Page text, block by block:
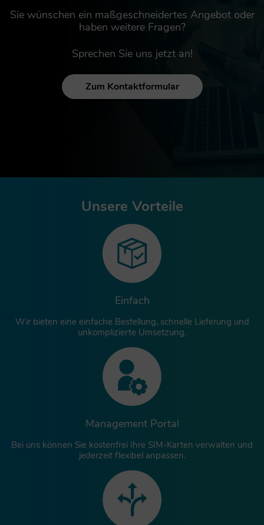
Sie wünschen ein maßgeschneidertes Angebotoder
haben weitere Fragen?
Sprechen Sie uns jetzt an!
Zum Kontaktformular
Unsere Vorteile
Einfach
Wir bieten eine einfache Bestellung, schnelle Lieferung und
unkomplizierte Umsetzung.
Management Portal
Bei uns können Sie kostenfrei Ihre SIM-Karten verwalten und
jederzeit flexibel anpassen.